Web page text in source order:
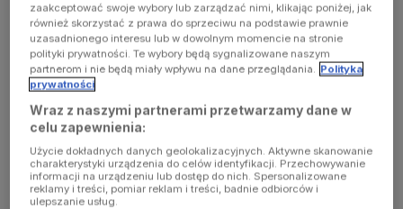
(see the
browser
console for
more
information)
zaakceptować swoje wybory lub zarządzać nimi, klikając poniżej, jak
również skorzystać z prawa do sprzeciwu na podstawie prawnie
uzasadnionego interesu lub w dowolnym momencie na stronie
polityki prywatności. Te wybory będą sygnalizowane naszym
partnerom i nie będą miały wpływu na dane przeglądania. Polityka
prywatności
Wraz z naszymi partnerami przetwarzamy dane w
celu zapewnienia:
Użycie dokładnych danych geolokalizacyjnych. Aktywne skanowanie
charakterystyki urządzenia do celów identyfikacji. Przechowywanie
informacji na urządzeniu lub dostęp do nich. Spersonalizowane
reklamy i treści, pomiar reklam i treści, badnie odbiorców i
ulepszanie usług.